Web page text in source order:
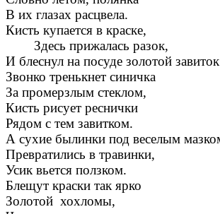
В их глазах расцвела.
Кисть купается в краске,
Здесь прижалась разок,
И блеснул на посуде золотой
Звонко тренькнет синичка
За промерзлым стеклом,
Кисть рисует реснички
Рядом с тем завитком.
А сухие былинки под веселым
Превратились в травинки,
Усик вьется ползком.
Блещут краски так ярко
Золотой хохломы,